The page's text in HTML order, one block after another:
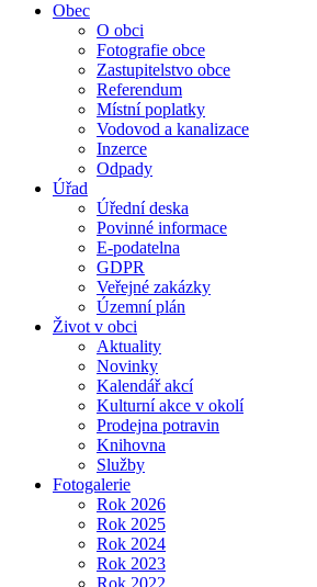
Obec
O obci
Fotografie obce
Zastupitelstvo obce
Referendum
Místní poplatky
Vodovod a kanalizace
Inzerce
Odpady
Úřad
Úřední deska
Povinné informace
E-podatelna
GDPR
Veřejné zakázky
Územní plán
Život v obci
Aktuality
Novinky
Kalendář akcí
Kulturní akce v okolí
Prodejna potravin
Knihovna
Služby
Fotogalerie
Rok 2026
Rok 2025
Rok 2024
Rok 2023
Rok 2022